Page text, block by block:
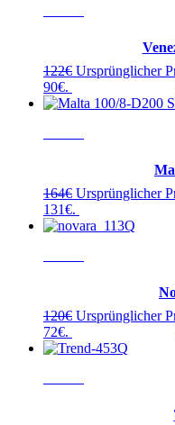
122€ Ursprünglicher
90€.
164€ Ursprünglicher
131€.
120€ Ursprünglicher
72€.